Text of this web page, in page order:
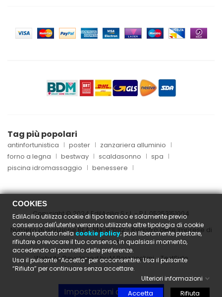
Tag più popolari
antinfortunistica poster
zanzariera alluminio
forno a legna
bestway scaldasonno
spa
piscina idromassaggio
benessere
Copyright © 2024 EdilAcilia S.r.l. - P.I.05253151004
Numero di iscrizione REA: RM-870112 - Registro delle Imprese di
Roma
Website Developed by M.Borzacchini - TestSide
Impostazioni dei cookies
COOKIES
EdilAcilia utilizza cookie di tipo tecnico e solamente previo
consenso dell'utente verranno utilizzate altre tipologia di cookie
come riportato nellacookie policy; puoi liberamente prestare,
rifiutare o revocare il tuo consenso, in qualsiasi momento,
accedendo al pannello delle preferenze.
Usa il pulsante “Accetta” per acconsentire. Usa il pulsante
“Rifiuta” per continuare senza accettare.
Ulteriori informazioni
Accetta Rifiuta